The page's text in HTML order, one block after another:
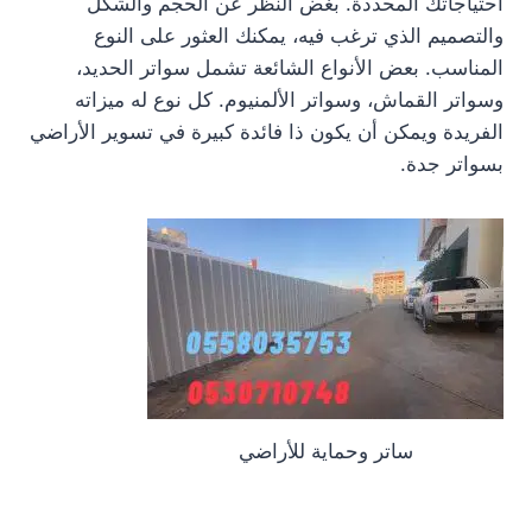
والتصميم الذي ترغب فيه، يمكنك العثور على النوع
المناسب. بعض الأنواع الشائعة تشمل سواتر الحديد،
وسواتر القماش، وسواتر الألمنيوم. كل نوع له ميزاته
الفريدة ويمكن أن يكون ذا فائدة كبيرة في تسوير الأراضي
بسواتر جدة.
ساتر وحماية للأراضي